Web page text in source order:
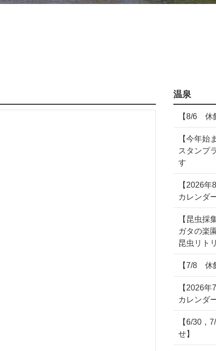
温泉
【8/6 休
【今年始
スタンプ
す
【2026
カレンダ
【昆虫採
ガタの楽
昆虫リト
【7/8 休
【2026
カレンダ
【6/30
せ】